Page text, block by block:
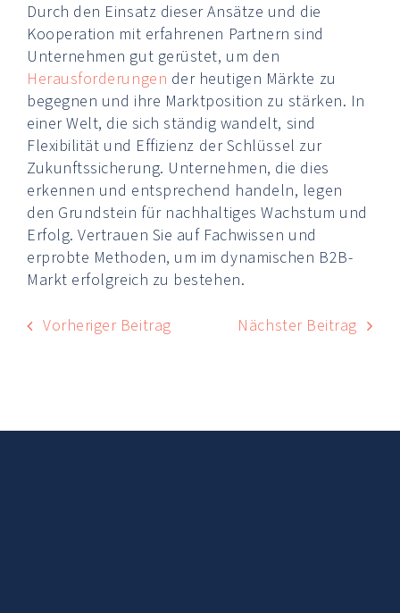
Durch den Einsatz dieser Ansätze und die
Kooperation mit erfahrenen Partnern sind
Unternehmen gut gerüstet, um den
Herausforderungen der heutigen Märkte zu
begegnen und ihre Marktposition zu stärken. In
einer Welt, die sich ständig wandelt, sind
Flexibilität und Effizienz der Schlüssel zur
Zukunftssicherung. Unternehmen, die dies
erkennen und entsprechend handeln, legen
den Grundstein für nachhaltiges Wachstum und
Erfolg. Vertrauen Sie auf Fachwissen und
erprobte Methoden, um im dynamischen B2B-
Markt erfolgreich zu bestehen.
Vorheriger Beitrag Nächster Beitrag